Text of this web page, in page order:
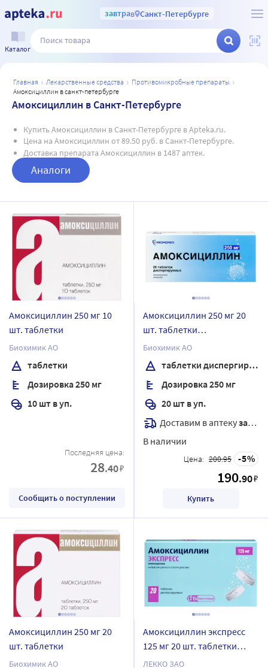
завтрав Санкт-Петербурге
Каталог
главная лекарственные средства
противомикробные препараты
амоксициллин в санкт-петербурге
Амоксициллин в Санкт-Петербурге
Купить Амоксициллин в Санкт-Петербурге в Apteka.ru.
Цена на Амоксициллин от 89.50 руб. в Санкт-Петербурге.
Доставка препарата Амоксициллин в 1487 аптек.
Аналоги
Амоксициллин 250 мг 10
шт. таблетки
Биохимик АО
таблетки
Дозировка 250 мг
10 шт в уп.
Последняя цена:
28.40₽
Сообщить о поступлении
Амоксициллин 250 мг 20
шт. таблетки
диспергируемые
Биохимик АО
таблетки диспергируемые
Дозировка 250 мг
20 шт в уп.
Доставим в аптекузавтра
В наличии
Цена: 200.95 5
190.90₽
Купить
Амоксициллин 250 мг 20
шт. таблетки
Биохимик АО
Амоксициллин экспресс
125 мг 20 шт. таблетки
диспергируемые
ЛЕККО ЗАО